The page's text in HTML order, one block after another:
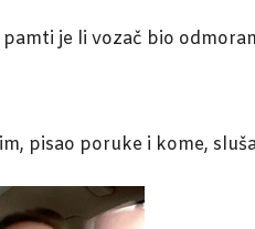
je li vozač bio
pisao poruke i kome,